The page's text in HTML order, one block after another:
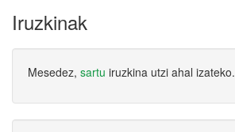
Iruzkinak
Mesedez, sartu iruzkina utzi ahal izateko.